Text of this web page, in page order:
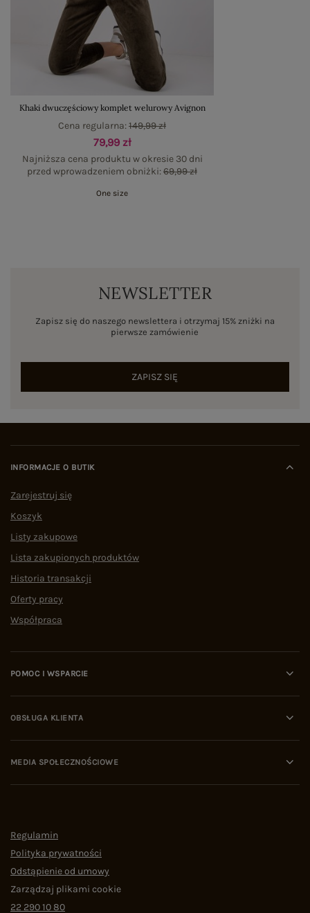
Khaki dwuczęściowy komplet welurowy Avignon
79,99 zł
Najniższa cena produktu w okresie 30 dni
przed wprowadzeniem obniżki:69,99 zł
Cena regularna:149,99 zł
One size
NEWSLETTER
Zapisz się do naszego newslettera i otrzymaj 15% zniżki na
pierwsze zamówienie
ZAPISZ SIĘ
INFORMACJE O BUTIK
Zarejestruj się
Koszyk
Listy zakupowe
Lista zakupionych produktów
Historia transakcji
Oferty pracy
Współpraca
POMOC I WSPARCIE
OBSŁUGA KLIENTA
MEDIA SPOŁECZNOŚCIOWE
Regulamin
Polityka prywatności
Odstąpienie od umowy
Zarządzaj plikami cookie
22 290 10 80